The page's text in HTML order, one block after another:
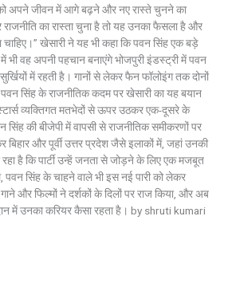
अपने जीवन में आगे बढ़ने और नए रास्ते चुनने का
का रास्ता चुना है तो यह उनका फैसला है और
खेसारी ने यह भी कहा कि पवन सिंह एक बड़े
भी वह अपनी पहचान बनाएंगे भोजपुरी इंडस्ट्री में पवन
में रहती है। गानों से लेकर फैन फॉलोइंग तक दोनों
सिंह के राजनीतिक कदम पर खेसारी का यह बयान
व्यक्तिगत मतभेदों से ऊपर उठकर एक-दूसरे के
की बीजेपी में वापसी से राजनीतिक समीकरणों पर
और पूर्वी उत्तर प्रदेश जैसे इलाकों में, जहां उनकी
है कि पार्टी उन्हें जनता से जोड़ने के लिए एक मजबूत
पवन सिंह के चाहने वाले भी इस नई पारी को लेकर
और फिल्मों ने दर्शकों के दिलों पर राज किया, और अब
में उनका करियर कैसा रहता है। by shruti kumari